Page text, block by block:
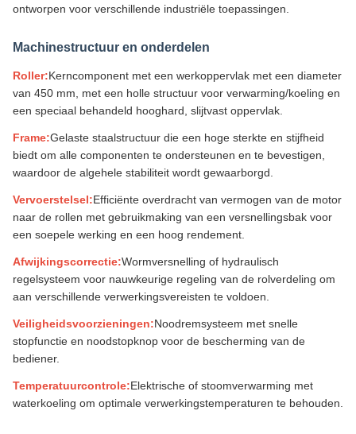
ontworpen voor verschillende industriële toepassingen.
Machinestructuur en onderdelen
Roller:Kerncomponent met een werkoppervlak met een diameter
van 450 mm, met een holle structuur voor verwarming/koeling en
een speciaal behandeld hooghard, slijtvast oppervlak.
Frame:Gelaste staalstructuur die een hoge sterkte en stijfheid
biedt om alle componenten te ondersteunen en te bevestigen,
waardoor de algehele stabiliteit wordt gewaarborgd.
Vervoerstelsel:Efficiënte overdracht van vermogen van de motor
naar de rollen met gebruikmaking van een versnellingsbak voor
een soepele werking en een hoog rendement.
Afwijkingscorrectie:Wormversnelling of hydraulisch
regelsysteem voor nauwkeurige regeling van de rolverdeling om
aan verschillende verwerkingsvereisten te voldoen.
Veiligheidsvoorzieningen:Noodremsysteem met snelle
stopfunctie en noodstopknop voor de bescherming van de
bediener.
Temperatuurcontrole:Elektrische of stoomverwarming met
waterkoeling om optimale verwerkingstemperaturen te behouden.